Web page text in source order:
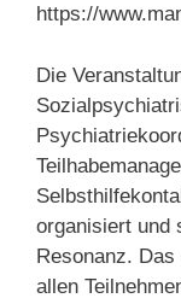
https://
Die
organisiert und
Resonanz.
allen